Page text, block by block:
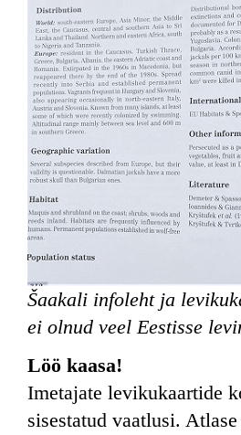
Šaakali infoleht ja
ei olnud veel Eestisse
Löö kaasa!
Imetajate levikukaartide
sisestatud vaatlusi.